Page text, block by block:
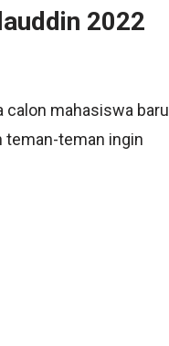
2022
calon mahasiswa baru
teman-teman ingin